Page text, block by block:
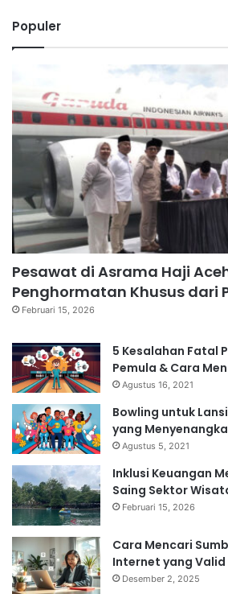
Populer
Pesawat di Asrama Haji
Penghormatan Khusus dari
Februari 15, 2026
5 Kesalahan Fatal
Pemula & Cara
Agustus 16, 2021
Bowling untuk
yang
Agustus 5, 2021
Inklusi Keuangan
Saing Sektor
Februari 15, 2026
Cara Mencari
Internet yang Valid
Desember 2, 2025